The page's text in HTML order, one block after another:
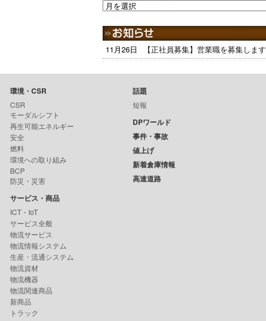
11月26日 【正社員募集】営業職を募集します
環境・CSR
CSR
モーダルシフト
再生可能エネルギー
安全
燃料
環境への取り組み
BCP
防災・災害
サービス・商品
ICT・IoT
サービス全般
物流サービス
物流情報システム
生産・流通システム
物流資材
物流機器
物流関連商品
新商品
トラック
話題
短報
DPワールド
事件・事故
値上げ
新着倉庫情報
高速道路